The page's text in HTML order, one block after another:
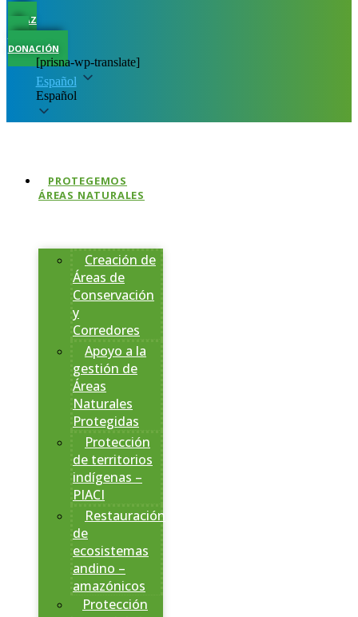
HAZ
UNA
DONACIÓN
[prisna-wp-translate]
Español
Español
PROTEGEMOS
ÁREAS NATURALES
Creación de
Áreas de
Conservación
y
Corredores
Apoyo a la
gestión de
Áreas
Naturales
Protegidas
Protección
de territorios
indígenas –
PIACI
Restauración
de
ecosistemas
andino –
amazónicos
Protección